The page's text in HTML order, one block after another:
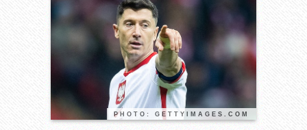
PHOTO: GETTYIMAGES.COM